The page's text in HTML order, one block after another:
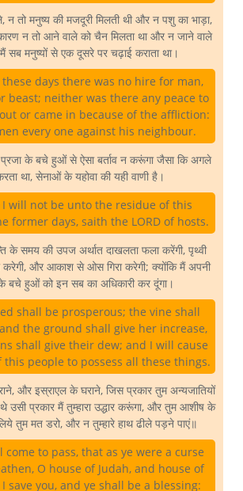
न तो मनुष्य की मजदूरी मिलती थी और न पशु का भाड़ा,
न तो आने वाले को चैन मिलता था और न जाने वाले
सब मनुष्यों से एक दूसरे पर चढ़ाई कराता था।
these days there was no hire for man,
beast; neither was there any peace to
or came in because of the affliction:
every one against his neighbour.
के बचे हुओं से ऐसा बर्ताव न करूंगा जैसा कि अगले
था, सेनाओं के यहोवा की यही वाणी है।
I will not be unto the residue of this
former days, saith the LORD of hosts.
के समय की उपज अर्थात दाखलता फला करेंगी, पृथ्वी
और आकाश से ओस गिरा करेगी; क्योंकि मैं अपनी
बचे हुओं को इन सब का अधिकारी कर दूंगा।
shall be prosperous; the vine shall
the ground shall give her increase,
shall give their dew; and I will cause
people to possess all these things.
और इस्राएल के घराने, जिस प्रकार तुम अन्यजातियों
उसी प्रकार मैं तुम्हारा उद्धार करूंगा, और तुम आशीष के
तुम मत डरो, और न तुम्हारे हाथ ढीले पड़ने पाएं॥
come to pass, that as ye were a curse
O house of Judah, and house of
save you, and ye shall be a blessing: